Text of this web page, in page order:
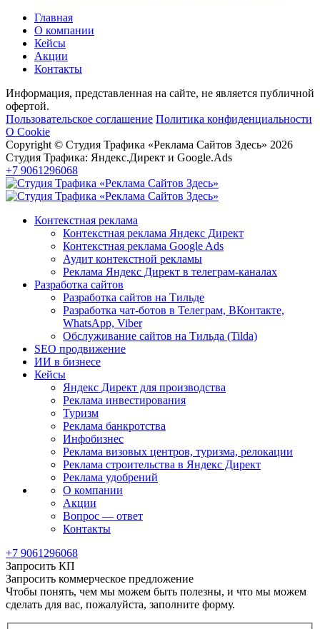
Главная
О компании
Кейсы
Акции
Контакты
Информация, представленная на сайте, не является публичной
офертой.
Пользовательское соглашение Политика конфиденциальности
О Cookie
Copyright © Студия Трафика «Реклама Сайтов Здесь» 2026
Студия Трафика: Яндекс.Директ и Google.Ads
+7 9061296068
Контекстная реклама
Контекстная реклама Яндекс Директ
Контекстная реклама Google Ads
Аудит контекстной рекламы
Реклама Яндекс Директ в телеграм-каналах
Разработка сайтов
Разработка сайтов на Тильде
Разработка чат-ботов в Телеграм, ВКонтакте,
WhatsApp, Viber
Обслуживание сайтов на Тильда (Tilda)
SEO продвижение
ИИ в бизнесе
Кейсы
Яндекс Директ для производства
Реклама инвестирования
Туризм
Реклама банкротства
Инфобизнес
Реклама визовых центров, туризма, релокации
Реклама строительства в Яндекс Директ
Реклама удобрений
О компании
Акции
Вопрос — ответ
Контакты
+7 9061296068
Запросить КП
Запросить коммерческое предложение
Чтобы понять, чем мы можем быть полезны, и что мы можем
сделать для вас, пожалуйста, заполните форму.